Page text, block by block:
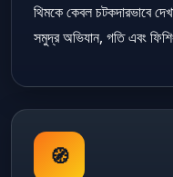
থিমকে কেবল চটকদারভাবে
সমুদ্র অভিযান, গতি এবং
🧭